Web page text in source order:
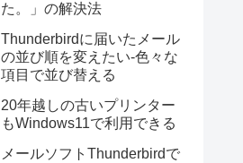
た。」の解決法
Thunderbirdに届いたメール
の並び順を変えたい-色々な
項目で並び替える
20年越しの古いプリンター
もWindows11で利用できる
メールソフトThunderbirdで